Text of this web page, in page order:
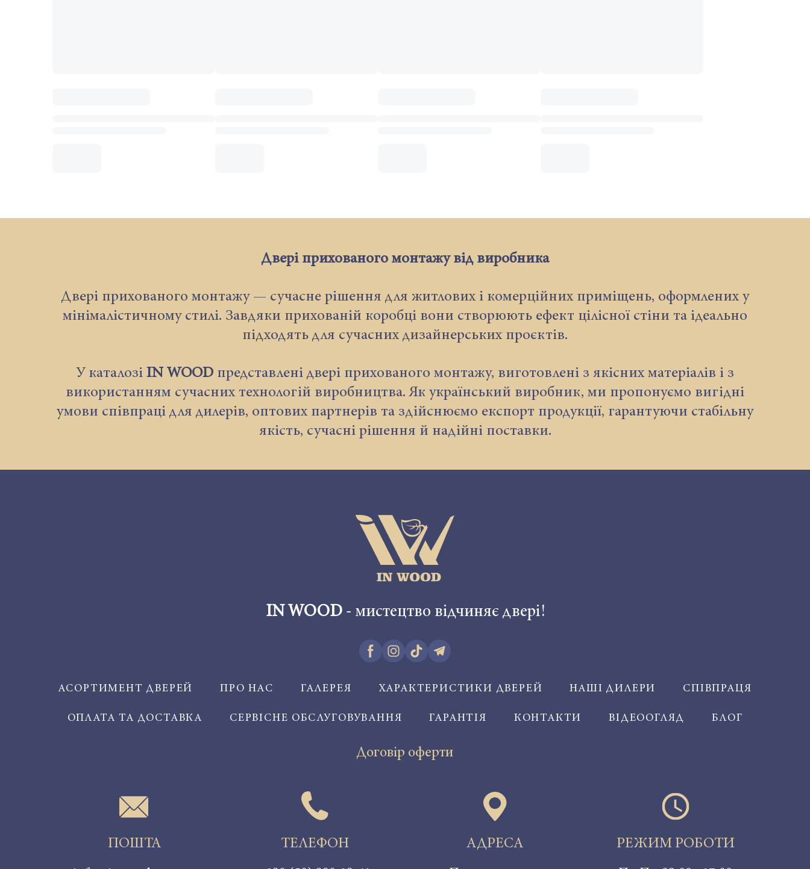
Двері прихованого монтажу від виробника
Двері прихованого монтажу — сучасне рішення для житлових і комерційних приміщень, оформлених у
мінімалістичному стилі. Завдяки прихованій коробці вони створюють ефект цілісної стіни та ідеально
підходять для сучасних дизайнерських проєктів.
У каталозіIN WOODпредставлені двері прихованого монтажу, виготовлені з якісних матеріалів і з
використанням сучасних технологій виробництва. Як український виробник, ми пропонуємо вигідні
умови співпраці для дилерів, оптових партнерів та здійснюємо експорт продукції, гарантуючи стабільну
якість, сучасні рішення й надійні поставки.
IN WOOD- мистецтво відчиняє двері!
АСОРТИМЕНТ ДВЕРЕЙ ПРО НАС ГАЛЕРЕЯ ХАРАКТЕРИСТИКИ ДВЕРЕЙ НАШІ ДИЛЕРИ СПІВПРАЦЯ
ОПЛАТА ТА ДОСТАВКА СЕРВІСНЕ ОБСЛУГОВУВАННЯ ГАРАНТІЯ КОНТАКТИ ВІДЕООГЛЯД БЛОГ
Договір оферти
ПОШТА
ТЕЛЕФОН АДРЕСА РЕЖИМ РОБОТИ